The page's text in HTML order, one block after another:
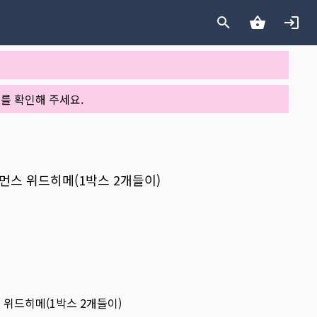
확인해 주세요.
스 위드히메(1박스 2개들이)
드히메(1박스 2개들이)